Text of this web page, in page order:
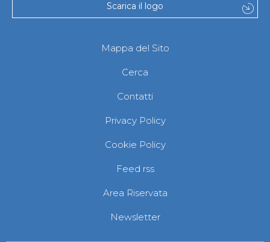
Scarica il logo
Mappa del Sito
Cerca
Contatti
Privacy Policy
Cookie Policy
Feed rss
Area Riservata
Newsletter